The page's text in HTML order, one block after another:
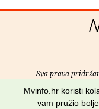
Sva prava
O nama•
Mvinfo.hr koristi
vam pružio